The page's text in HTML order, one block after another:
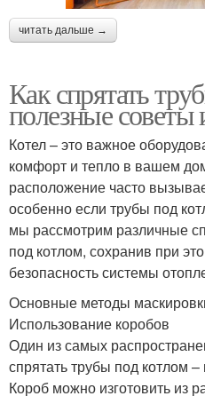
читать дальше →
Как спрятать
полезные советы
Котел – это важное
комфорт и тепло в вашем
расположение часто
особенно если трубы под
мы рассмотрим различные
под котлом, сохранив при
безопасность системы
Основные методы
Использование коробов
Один из самых
спрятать трубы под котлом
Короб можно изготовить из